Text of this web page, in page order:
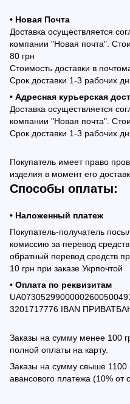
• Новая Почта
Доставка осуществляется
компании "Новая почта".
80 грн
Стоимость доставки в
Срок доставки 1-3 рабочих
• Адресная курьерская
Доставка осуществляется
компании "Новая почта".
Срок доставки 1-3 рабочих
Покупатель имеет право
изделия в момент его
Способы оплаты:
• Наложенный платеж
Покупатель-получатель
комиссию за перевод
обратный перевод средств
10 грн при заказе Укрпочтой
• Оплата по реквизитам
3201717776 IBAN
Заказы на сумму менее 100
полной оплаты на карту.
Заказы на сумму свыше 1100
авансового платежа (10% от